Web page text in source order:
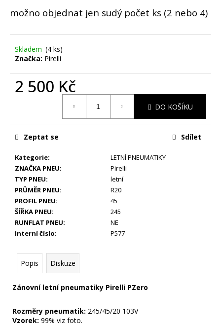
možno objednat jen sudý počet ks (2 nebo 4)
Skladem (4 ks)
Značka: Pirelli
2 500 Kč
DO KOŠÍKU
Kategorie:
LETNÍ PNEUMATIKY
ZNAČKA PNEU:
Pirelli
TYP PNEU:
letní
PRŮMĚR PNEU:
R20
PROFIL PNEU:
45
ŠÍŘKA PNEU:
245
RUNFLAT PNEU:
NE
Interní číslo: P577
Zeptat se Sdílet
Popis Diskuze
Zánovní letní pneumatiky Pirelli PZero
Rozměry pneumatik: 245/45/20 103V
Vzorek: 99% viz foto.
u
e
m
ZIMNÍ
ROVER
SPORT
ALU
DISKY
5X120
R21
(GK6M-
1007-
AA)
SADA
Kč